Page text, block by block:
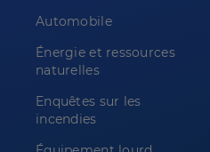
Automobile
Énergie et ressources
naturelles
Enquêtes sur les
incendies